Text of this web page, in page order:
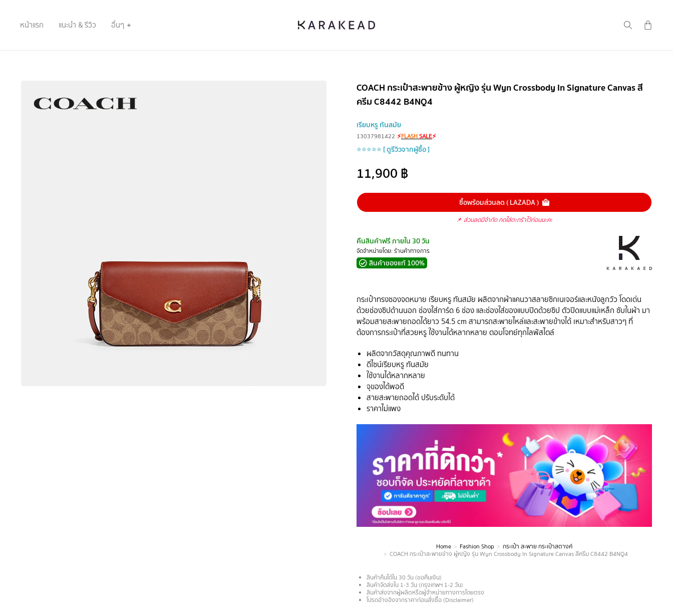
หน้าแรก แนะนำ & รีวิว อื่นๆ
COACH กระเป๋าสะพายข้าง ผู้หญิง รุ่น Wyn Crossbody In Signature Canvas สี
ครีม C8442 B4NQ4
เรียบหรู ทันสมัย
13037981422 ⚡FLASHSALE⚡
⭐⭐⭐⭐⭐ [ ดูรีวิวจากผู้ซื้อ ]
11,900฿
ซื้อพร้อมส่วนลด ( LAZADA )
📌 ส่วนลดมีจำกัด กดใส่ตะกร้าไว้ก่อนนะคะ
คืนสินค้าฟรี ภายใน 30 วัน
จัดจำหน่ายโดย: ร้านค้าทางการ
สินค้าของแท้ 100%
กระเป๋าทรงซองจดหมาย เรียบหรู ทันสมัย ผลิตจากผ้าแคนวาสลายซิกเนเจอร์และหนังลูกวัว โดดเด่น
ด้วยช่องซิปด้านนอก ช่องใส่การ์ด 6 ช่อง และช่องใส่ของแบบปิดด้วยซิป ตัวปิดแบบแม่เหล็ก ซับในผ้า มา
พร้อมสายสะพายถอดได้ยาว 54.5 cm สามารถสะพายไหล่และสะพายข้างได้ เหมาะสำหรับสาวๆ ที่
ต้องการกระเป๋าที่สวยหรู ใช้งานได้หลากหลาย ตอบโจทย์ทุกไลฟ์สไตล์
ผลิตจากวัสดุคุณภาพดี ทนทาน
ดีไซน์เรียบหรู ทันสมัย
ใช้งานได้หลากหลาย
จุของได้พอดี
สายสะพายถอดได้ ปรับระดับได้
ราคาไม่แพง
Home Fashion Shop
กระเป๋า สะพาย กระเป๋าสตางค์
COACH กระเป๋าสะพายข้าง ผู้หญิง รุ่น Wyn Crossbody In Signature Canvas สีครีม C8442 B4NQ4
สินค้าคืนได้ใน 30 วัน (ขอคืนเงิน)
สินค้าจัดส่งใน 1-3 วัน (กรุงเทพฯ 1-2 วัน)
สินค้าส่งจากผู้ผลิตหรือผู้จำหน่ายทางการโดยตรง
โปรดอ้างอิงจากราคาก่อนสั่งซื้อ (Disclaimer)